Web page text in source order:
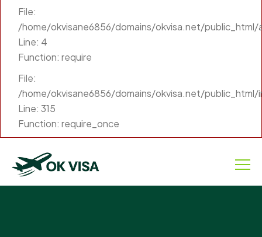
File:
/home/okvisane6856/domains/okvisa.net/
Line: 4
Function: require
File:
/home/okvisane6856/domains/okvisa.net/public_html/
Line: 315
Function: require_once